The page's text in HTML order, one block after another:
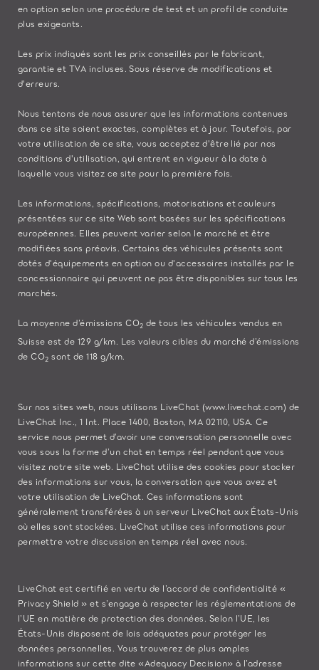
en option selon une procédure de test et un profil de conduite
plus exigeants.
Les prix indiqués sont les prix conseillés par le fabricant,
garantie et TVA incluses. Sous réserve de modifications et
d'erreurs.
Nous tentons de nous assurer que les informations contenues
dans ce site soient exactes, complètes et à jour. Toutefois, par
votre utilisation de ce site, vous acceptez d'être lié par nos
conditions d'utilisation, qui entrent en vigueur à la date à
laquelle vous visitez ce site pour la première fois.
Les informations, spécifications, motorisations et couleurs
présentées sur ce site Web sont basées sur les spécifications
européennes. Elles peuvent varier selon le marché et être
modifiées sans préavis. Certains des véhicules présents sont
dotés d'équipements en option ou d'accessoires installés par le
concessionnaire qui peuvent ne pas être disponibles sur tous les
marchés.
La moyenne d’émissions CO2 de tous les véhicules vendus en
Suisse est de 129 g/km. Les valeurs cibles du marché d’émissions
de CO2 sont de 118 g/km.
Sur nos sites web, nous utilisons LiveChat (www.livechat.com) de
LiveChat Inc., 1 Int. Place 1400, Boston, MA 02110, USA. Ce
service nous permet d’avoir une conversation personnelle avec
vous sous la forme d’un chat en temps réel pendant que vous
visitez notre site web. LiveChat utilise des cookies pour stocker
des informations sur vous, la conversation que vous avez et
votre utilisation de LiveChat. Ces informations sont
généralement transférées à un serveur LiveChat aux États-Unis
où elles sont stockées. LiveChat utilise ces informations pour
permettre votre discussion en temps réel avec nous.
LiveChat est certifié en vertu de l’accord de confidentialité «
Privacy Shield » et s’engage à respecter les réglementations de
l’UE en matière de protection des données. Selon l’UE, les
États-Unis disposent de lois adéquates pour protéger les
données personnelles. Vous trouverez de plus amples
informations sur cette dite «Adequacy Decision» à l’adresse